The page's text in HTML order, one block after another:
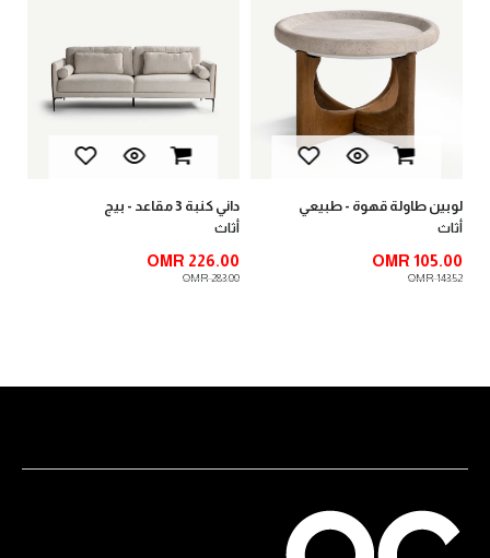
لوبين طاولة قهوة - طبيعي
أثاث
OMR 105.00
OMR 143.52
داني كنبة 3 مقاعد - بيج
أثاث
OMR 226.00
OMR 283.00